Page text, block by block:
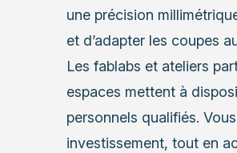
une précision
et d’adapter les coupes
Les fablabs et ateliers
espaces mettent à
personnels qualifiés.
investissement, tout en